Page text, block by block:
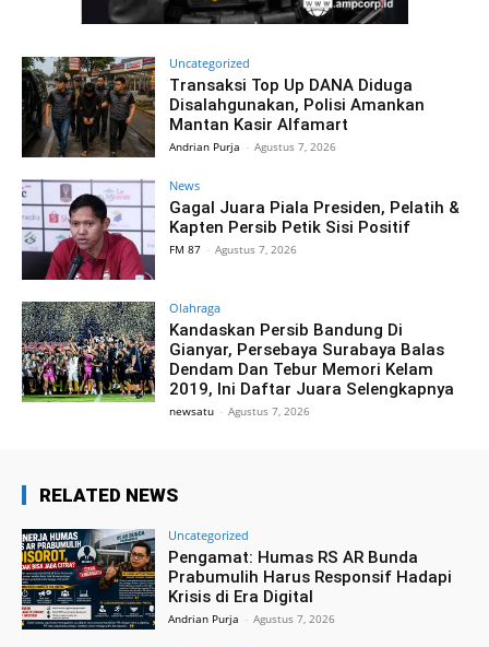
Uncategorized
Transaksi Top Up DANA Diduga
Disalahgunakan, Polisi Amankan
Mantan Kasir Alfamart
Andrian Purja - Agustus 7, 2026
News
Gagal Juara Piala Presiden, Pelatih &
Kapten Persib Petik Sisi Positif
FM 87 - Agustus 7, 2026
Olahraga
Kandaskan Persib Bandung Di
Gianyar, Persebaya Surabaya Balas
Dendam Dan Tebur Memori Kelam
2019, Ini Daftar Juara Selengkapnya
newsatu - Agustus 7, 2026
RELATED NEWS
Uncategorized
Pengamat: Humas RS AR Bunda
Prabumulih Harus Responsif Hadapi
Krisis di Era Digital
Andrian Purja - Agustus 7, 2026